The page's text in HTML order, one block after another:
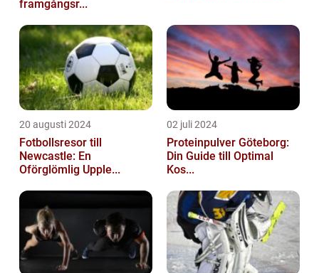
framgångsr...
20 augusti 2024
Fotbollsresor till
Newcastle: En
Oförglömlig Upple...
02 juli 2024
Proteinpulver Göteborg:
Din Guide till Optimal
Kos...